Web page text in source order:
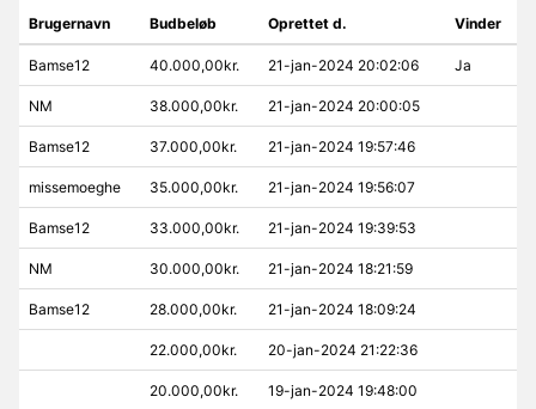
Brugernavn Budbeløb Oprettet d. Vinder
Bamse12 40.000,00kr. 21-jan-2024 20:02:06 Ja
NM 38.000,00kr. 21-jan-2024 20:00:05
Bamse12 37.000,00kr. 21-jan-2024 19:57:46
missemoeghe 35.000,00kr. 21-jan-2024 19:56:07
Bamse12 33.000,00kr. 21-jan-2024 19:39:53
NM 30.000,00kr. 21-jan-2024 18:21:59
Bamse12 28.000,00kr. 21-jan-2024 18:09:24
22.000,00kr. 20-jan-2024 21:22:36
20.000,00kr. 19-jan-2024 19:48:00